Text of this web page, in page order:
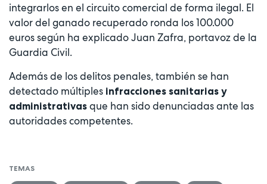
integrarlos en el circuito comercial de forma ilegal. El
valor del ganado recuperado ronda los 100.000
euros según ha explicado Juan Zafra, portavoz de la
Guardia Civil.
Además de los delitos penales, también se han
detectado múltiples infracciones sanitarias y
administrativas que han sido denunciadas ante las
autoridades competentes.
TEMAS